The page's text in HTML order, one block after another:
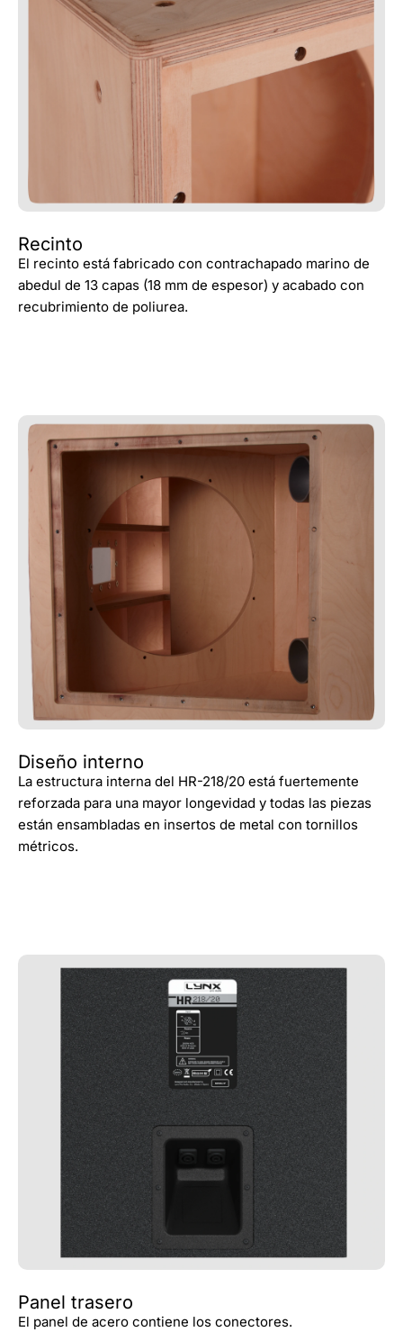
Recinto
El recinto está fabricado con contrachapado marino de
abedul de 13 capas (18 mm de espesor) y acabado con
recubrimiento de poliurea.
Diseño interno
La estructura interna del HR-218/20 está fuertemente
reforzada para una mayor longevidad y todas las piezas
están ensambladas en insertos de metal con tornillos
métricos.
Panel trasero
El panel de acero contiene los conectores.